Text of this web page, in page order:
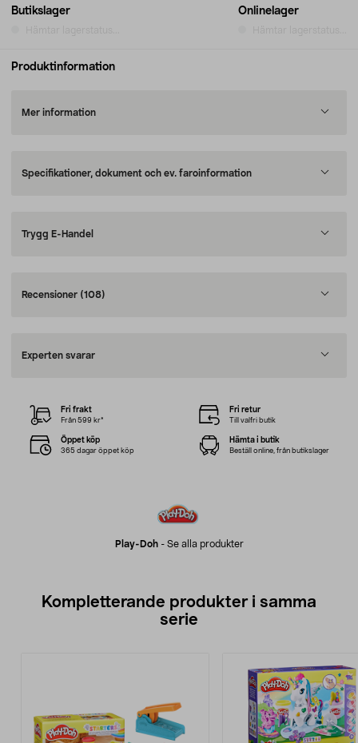
Butikslager Onlinelager
Produktinformation
Mer information
Specifikationer, dokument och ev. faroinformation
Trygg E-Handel
Recensioner (108)
Experten svarar
Play-Doh- Se alla produkter
Fri frakt
Från 599 kr*
Fri retur
Till valfri butik
Öppet köp
365 dagar öppet köp
Hämta i butik
Beställ online, från butikslager
Kompletterande produkter i samma
serie